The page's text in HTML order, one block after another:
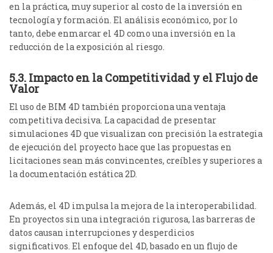
en la práctica, muy superior al costo de la inversión en
tecnología y formación. El análisis económico, por lo
tanto, debe enmarcar el 4D como una inversión en la
reducción de la exposición al riesgo.
5.3. Impacto en la Competitividad y el Flujo de
Valor
El uso de BIM 4D también proporciona una ventaja
competitiva decisiva. La capacidad de presentar
simulaciones 4D que visualizan con precisión la estrategia
de ejecución del proyecto hace que las propuestas en
licitaciones sean más convincentes, creíbles y superiores a
la documentación estática 2D.
Además, el 4D impulsa la mejora de la interoperabilidad.
En proyectos sin una integración rigurosa, las barreras de
datos causan interrupciones y desperdicios
significativos. El enfoque del 4D, basado en un flujo de